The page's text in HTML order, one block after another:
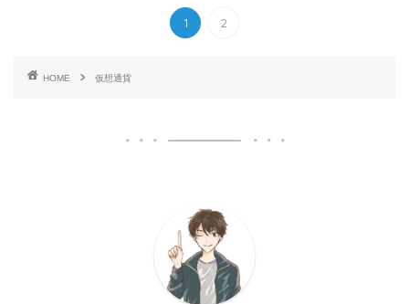
1 2
HOME 仮想通貨